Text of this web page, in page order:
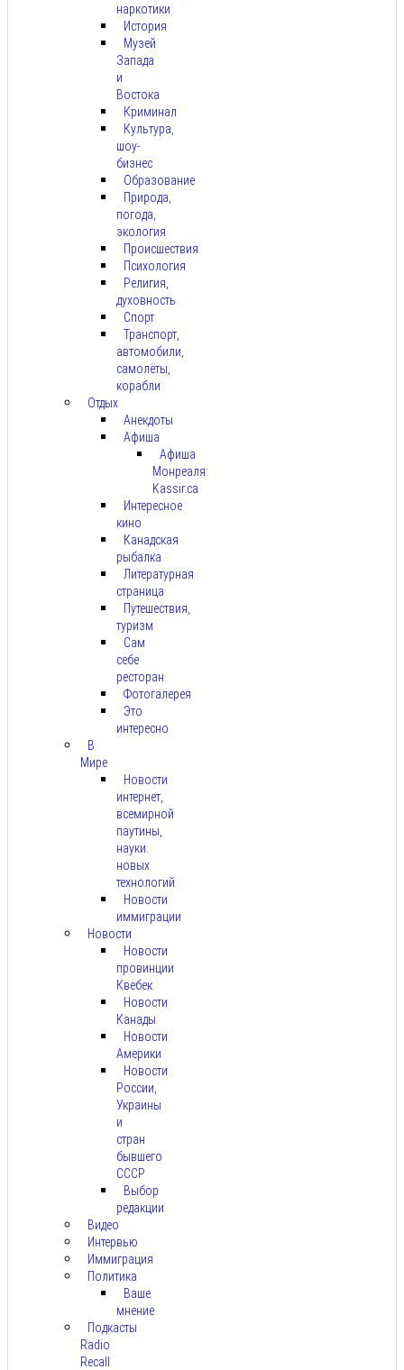
наркотики
История
Музей
Запада
и
Востока
Криминал
Культура,
шоу-
бизнес
Образование
Природа,
погода,
экология
Происшествия
Психология
Религия,
духовность
Спорт
Транспорт,
автомобили,
самолёты,
корабли
Отдых
Анекдоты
Афиша
Афиша
Монреаля:
Kassir.ca
Интересное
кино
Канадская
рыбалка
Литературная
страница
Путешествия,
туризм
Сам
себе
ресторан
Фотогалерея
Это
интересно
В
Мире
Новости
интернет,
всемирной
паутины,
науки.
новых
технологий
Новости
иммиграции
Новости
Новости
провинции
Квебек
Новости
Канады
Новости
Америки
Новости
России,
Украины
и
стран
бывшего
СССР
Выбор
редакции
Видео
Интервью
Иммиграция
Политика
Ваше
мнение
Подкасты
Radio
Recall